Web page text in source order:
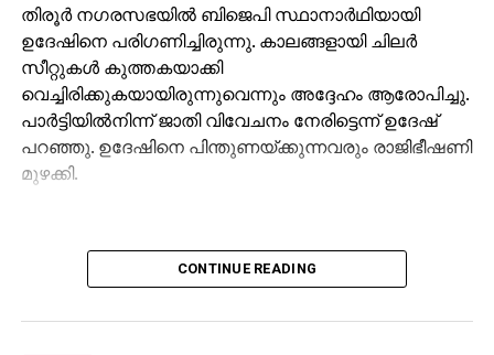
തിരൂര്‍ നഗരസഭയില്‍ ബിജെപി സ്ഥാനാര്‍ഥിയായി
ഉദേഷിനെ പരിഗണിച്ചിരുന്നു. കാലങ്ങളായി ചിലര്‍
സീറ്റുകള്‍ കുത്തകയാക്കി
വെച്ചിരിക്കുകയായിരുന്നുവെന്നും അദ്ദേഹം ആരോപിച്ചു.
പാര്‍ട്ടിയില്‍നിന്ന് ജാതി വിവേചനം നേരിട്ടെന്ന് ഉദേഷ്
പറഞ്ഞു. ഉദേഷിനെ പിന്തുണയ്ക്കുന്നവരും രാജിഭീഷണി
മുഴക്കി.
CONTINUE READING